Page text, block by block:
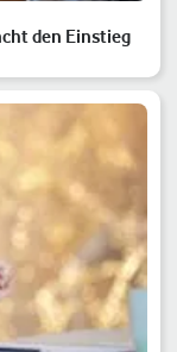
den Einstieg